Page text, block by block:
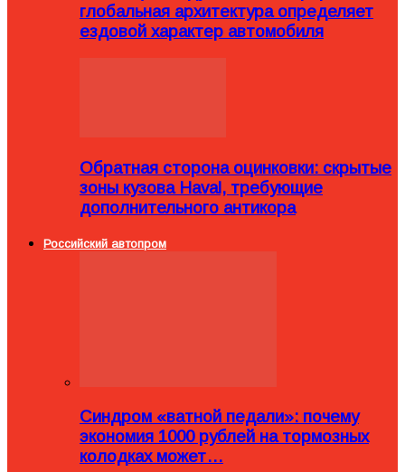
глобальная архитектура определяет
ездовой характер автомобиля
Обратная сторона оцинковки: скрытые
зоны кузова Haval, требующие
дополнительного антикора
Российский автопром
Синдром «ватной педали»: почему
экономия 1000 рублей на тормозных
колодках может…